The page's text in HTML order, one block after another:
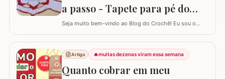
a passo - Tapete para pé do
vaso
Seja muito bem-vindo ao Blog do Crochê! Eu sou o
tapete camélia para o pé do vaso sanitário. Este passo
a passo foi elaborado com muito carinho para que você
complete seu jogo de banheiro com perfeição. É uma
peça com encaixe preciso e um…
Artigo 🔥muitas dezenas viram essa semana
Quanto cobrar em meu